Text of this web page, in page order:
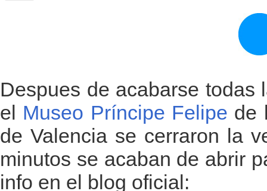
Despues de acabarse todas
el Museo Príncipe Felipe de
de Valencia se cerraron la
minutos se acaban de abrir
info en el blog oficial: